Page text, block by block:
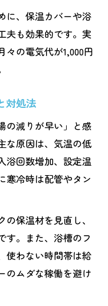
に、保温カバーや浴
夫も効果的です。実
々の電気代が1,000円
対処法
の減りが早い」と感
な原因は、気温の低
浴回数増加、設定温
寒冷時は配管やタン
保温材を見直し、
す。また、浴槽のフ
使わない時間帯は給
のムダな稼働を避け